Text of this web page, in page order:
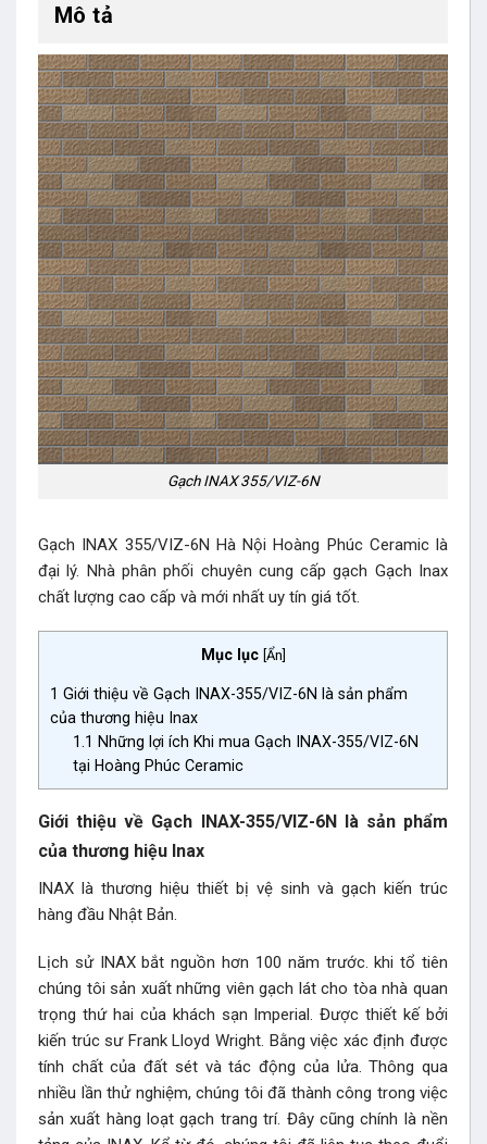
Mô tả
Gạch INAX 355/VIZ-6N
Gạch INAX 355/VIZ-6N Hà Nội Hoàng Phúc Ceramic là
đại lý. Nhà phân phối chuyên cung cấp gạch Gạch Inax
chất lượng cao cấp và mới nhất uy tín giá tốt.
Mục lục Ẩn
1 Giới thiệu về Gạch INAX-355/VIZ-6N là sản phẩm
của thương hiệu Inax
1.1 Những lợi ích Khi mua Gạch INAX-355/VIZ-6N
tại Hoàng Phúc Ceramic
Giới thiệu về Gạch INAX-355/VIZ-6N là sản phẩm
của thương hiệu Inax
INAX là thương hiệu thiết bị vệ sinh và gạch kiến trúc
hàng đầu Nhật Bản.
Lịch sử INAX bắt nguồn hơn 100 năm trước. khi tổ tiên
chúng tôi sản xuất những viên gạch lát cho tòa nhà quan
trọng thứ hai của khách sạn Imperial. Được thiết kế bởi
kiến trúc sư Frank Lloyd Wright. Bằng việc xác định được
tính chất của đất sét và tác động của lửa. Thông qua
nhiều lần thử nghiệm, chúng tôi đã thành công trong việc
sản xuất hàng loạt gạch trang trí. Đây cũng chính là nền